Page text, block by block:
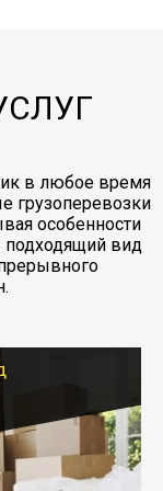
в любое время
грузоперевозки
особенности
подходящий вид